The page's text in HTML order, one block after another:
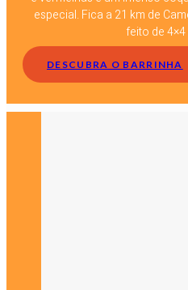
especial. Fica a 21 km de
feito de
DESCUBRA O BARRINHA